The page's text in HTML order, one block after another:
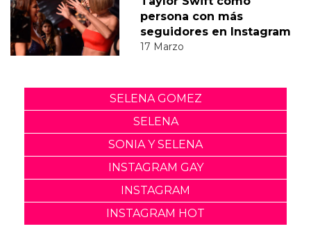
persona con más
seguidores en Instagram
17 Marzo
SELENA GOMEZ
SELENA
SONIA Y SELENA
INSTAGRAM GAY
INSTAGRAM
INSTAGRAM HOT